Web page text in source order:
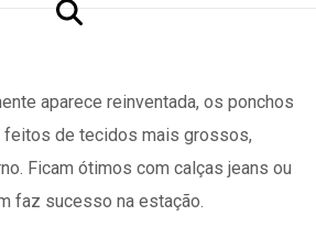
aparece reinventada, os ponchos
de tecidos mais grossos,
Ficam ótimos com calças jeans ou
faz sucesso na estação.